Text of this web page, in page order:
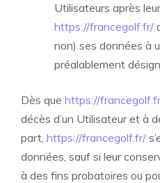
Utilisateurs après
https://francegolf.fr/
non) ses données à
préalablement
Dès que https://
décès d’un Utilisateur et à
part, https://francegolf.fr/
données, sauf si leur
à des fins probatoires ou